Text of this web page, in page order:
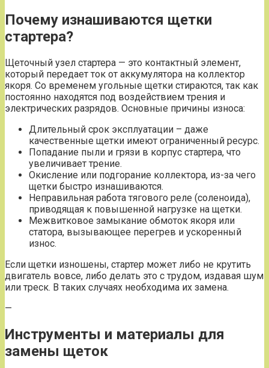
Почему изнашиваются щетки
стартера?
Щеточный узел стартера — это контактный элемент,
который передает ток от аккумулятора на коллектор
якоря. Со временем угольные щетки стираются, так как
постоянно находятся под воздействием трения и
электрических разрядов. Основные причины износа:
Длительный срок эксплуатации – даже
качественные щетки имеют ограниченный ресурс.
Попадание пыли и грязи в корпус стартера, что
увеличивает трение.
Окисление или подгорание коллектора, из-за чего
щетки быстро изнашиваются.
Неправильная работа тягового реле (соленоида),
приводящая к повышенной нагрузке на щетки.
Межвитковое замыкание обмоток якоря или
статора, вызывающее перегрев и ускоренный
износ.
Если щетки изношены, стартер может либо не крутить
двигатель вовсе, либо делать это с трудом, издавая шум
или треск. В таких случаях необходима их замена.
—
Инструменты и материалы для
замены щеток